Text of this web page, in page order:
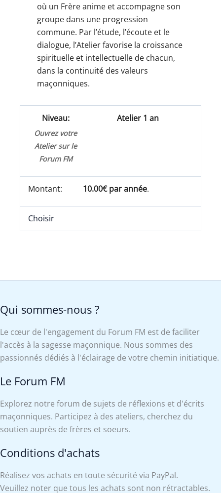
où un Frère anime et accompagne son
groupe dans une progression
commune. Par l’étude, l’écoute et le
dialogue, l’Atelier favorise la croissance
spirituelle et intellectuelle de chacun,
dans la continuité des valeurs
maçonniques.
Atelier 1 an
Ouvrez votre
Atelier sur le
Forum FM
10.00€ par année.
Choisir
Qui sommes-nous ?
Le cœur de l'engagement du Forum FM est de faciliter
l'accès à la sagesse maçonnique. Nous sommes des
passionnés dédiés à l'éclairage de votre chemin initiatique.
Le Forum FM
Explorez notre forum de sujets de réflexions et d'écrits
maçonniques. Participez à des ateliers, cherchez du
soutien auprès de frères et soeurs.
Conditions d'achats
Réalisez vos achats en toute sécurité via PayPal.
Veuillez noter que tous les achats sont non rétractables.